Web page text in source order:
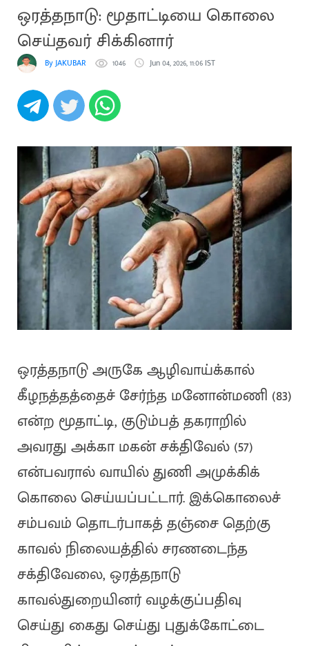
ஒரத்தநாடு: மூதாட்டியை கொலை
செய்தவர் சிக்கினார்
By JAKUBAR 1046 Jun 04, 2026, 11:06 IST
ஒரத்தநாடு அருகே ஆழிவாய்க்கால்
கீழநத்தத்தைச் சேர்ந்த மனோன்மணி (83)
என்ற மூதாட்டி, குடும்பத் தகராறில்
அவரது அக்கா மகன் சக்திவேல் (57)
என்பவரால் வாயில் துணி அமுக்கிக்
கொலை செய்யப்பட்டார். இக்கொலைச்
சம்பவம் தொடர்பாகத் தஞ்சை தெற்கு
காவல் நிலையத்தில் சரணடைந்த
சக்திவேலை, ஒரத்தநாடு
காவல்துறையினர் வழக்குப்பதிவு
செய்து கைது செய்து புதுக்கோட்டை